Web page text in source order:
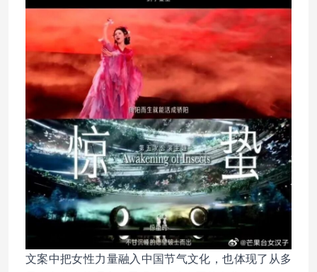
文案中把女性力量融入中国节气文化，也体现了从多